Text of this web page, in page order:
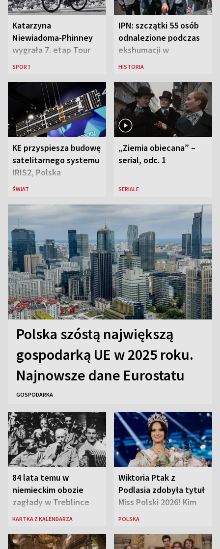
Katarzyna
Niewiadoma-Phinney
wygrała 7. etap Tour
SPORT
IPN: szczątki 55 osób
odnalezione podczas
ekshumacji w
HISTORIA
KE przyspiesza budowę
satelitarnego systemu
IRIS2, Polska
przeznaczy 656 mln
ŚWIAT
„Ziemia obiecana” –
serial, odc. 1
SERIALE
Polska szóstą największą
gospodarką UE w 2025 roku.
Najnowsze dane Eurostatu
GOSPODARKA
84 lata temu w
niemieckim obozie
zagłady w Treblince
zmarł Janusz Korczak
KARTKA Z KALENDARZA
Wiktoria Ptak z
Podlasia zdobyła tytuł
Miss Polski 2026! Kim
jest nowa królowa
POLSKA